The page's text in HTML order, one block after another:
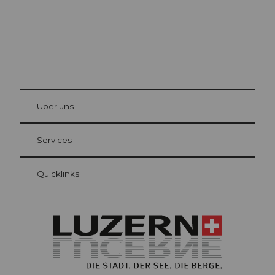
Gästekarte Luzern
Ihre Vorteile als Übernachtungsgast
at Bre
Über uns
Services
Quicklinks